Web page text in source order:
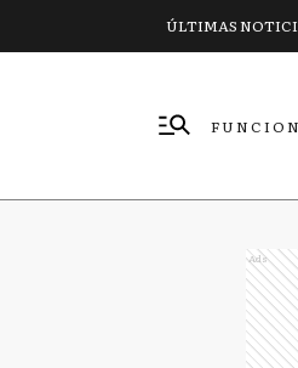
ÚLTIMAS
Ads